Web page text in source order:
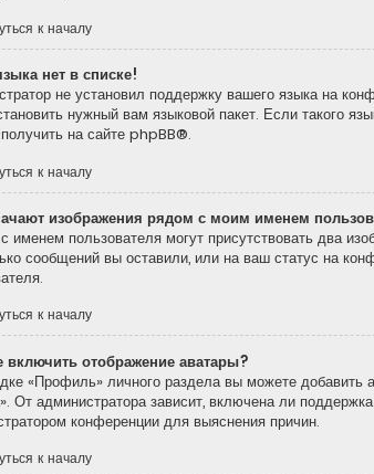
к началу
нет в списке!
не установил поддержку вашего языка на
нужный вам языковой пакет. Если такого
на сайте phpBB®.
к началу
изображения рядом с моим именем
именем пользователя могут присутствовать два
сообщений вы оставили, или на ваш статус на
к началу
включить отображение аватары?
«Профиль» личного раздела вы можете добавить
От администратора зависит, включена ли
конференции для выяснения причин.
к началу